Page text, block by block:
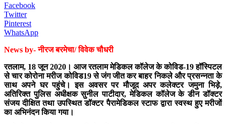
Facebook
Twitter
Pinterest
WhatsApp
News by- नीरज बरमेचा/ विवेक चौधरी
रतलाम, 18 जून 2020। आज रतलाम मेडिकल कॉलेज के कोविड-19 हॉस्पिटल
से चार कोरोना मरीज कोविड19 से जंग जीत कर बाहर निकले और प्रसन्नता के
साथ अपने घर पहुंचे। इस अवसर पर मौजूद अपर कलेक्टर जमुना भिड़े,
अतिरिक्त पुलिस अधीक्षक सुनील पाटीदार, मेडिकल कॉलेज के डीन डॉक्टर
संजय दीक्षित तथा उपस्थित डॉक्टर पैरामेडिकल स्टाफ द्वारा स्वस्थ हुए मरीजों
का अभिनंदन किया गया।